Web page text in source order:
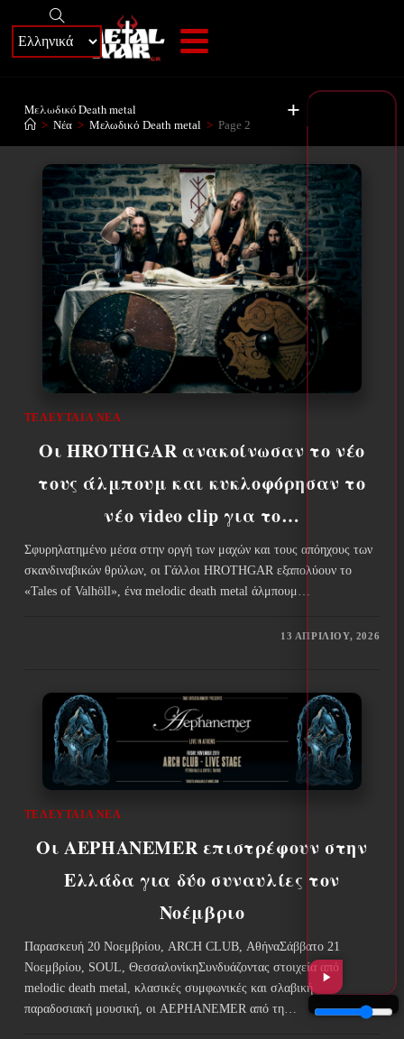
+
Μελωδικό Death metal
> Νέα > Μελωδικό Death metal > Page 2
ΤΕΛΕΥΤΑΊΑ ΝΈΑ
Οι HROTHGAR ανακοίνωσαν το νέο
τους άλμπουμ και κυκλοφόρησαν το
νέο video clip για το…
Σφυρηλατημένο μέσα στην οργή των μαχών και τους απόηχους των
σκανδιναβικών θρύλων, οι Γάλλοι HROTHGAR εξαπολύουν το
«Tales of Valhöll», ένα melodic death metal άλμπουμ…
13 ΑΠΡΙΛΊΟΥ, 2026
ΤΕΛΕΥΤΑΊΑ ΝΈΑ
Οι AEPHANEMER επιστρέφουν στην
Ελλάδα για δύο συναυλίες τον
Νοέμβριο
Παρασκευή 20 Νοεμβρίου, ARCH CLUB, ΑθήναΣάββατο 21
Νοεμβρίου, SOUL, ΘεσσαλονίκηΣυνδυάζοντας στοιχεία από
melodic death metal, κλασικές συμφωνικές και σλαβική
παραδοσιακή μουσική, οι AEPHANEMER από τη…